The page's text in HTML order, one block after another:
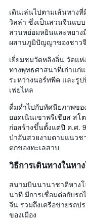
เดินเล่นไปตามเส้นทาง
วิลล่า ซึ่งเป็นสวนจีนแบ
สวนหย่อมหยินและหยา
ผสานภูมิปัญญาของชาว
เยี่ยมชมวัดหลิงอิ่น วัดแ
ทางพุทธศาสนาที่เก่าแก่
ระหว่างนอร์ทพีค และรู
เฟยไหล
ดื่มด่ำไปกับทัศนียภาพขอ
ยอดเนินเขาพรีเชียส ส
ก่อสร้างขึ้นตั้งแต่ปี ค.ศ.
ป่าอันสวยงามตามแนวช
ตกของทะเลสาบ
วิธีการเดินทางในหา
สนามบินนานาชาติหางโ
นาที มีการเชื่อมต่อกับรถ
จีน รวมถึงเครือข่ายรถป
ของเมือง